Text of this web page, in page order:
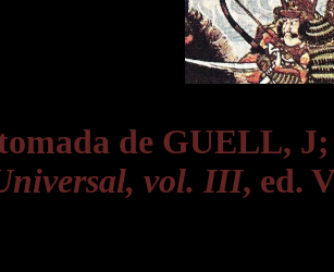
de GUELL,
vol. III, ed.